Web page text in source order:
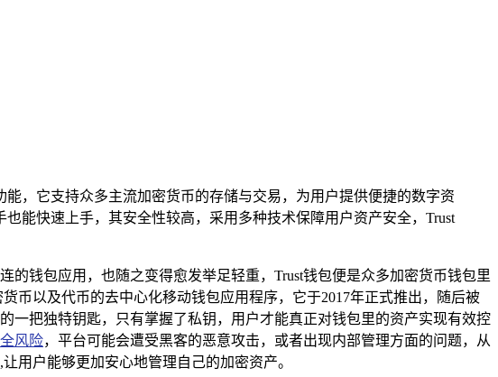
能，它支持众多主流加密货币的存储与交易，为用户提供便捷的数字资
能快速上手，其安全性较高，采用多种技术保障用户资产安全，Trust
钱包应用，也随之变得愈发举足轻重，Trust钱包便是众多加密货币钱包里
币以及代币的去中心化移动钱包应用程序，它于2017年正式推出，随后被
一把独特钥匙，只有掌握了私钥，用户才能真正对钱包里的资产实现有效控
风险，平台可能会遭受黑客的恶意攻击，或者出现内部管理方面的问题，从
用户能够更加安心地管理自己的加密资产。